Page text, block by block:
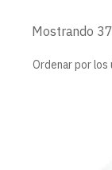
Mostrando
Ordenar por los